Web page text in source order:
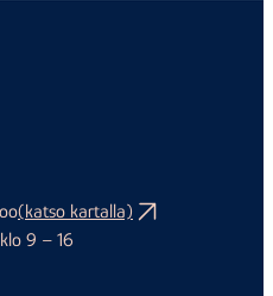
(katso kartalla)
9 – 16